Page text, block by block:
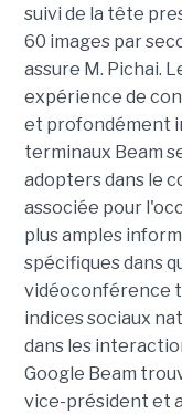
suivi de la tête
60 images par
assure M. Pichai.
expérience de
et profondément
terminaux Beam
adopters dans le
associée pour
plus amples
spécifiques dans
vidéoconférence
indices sociaux
dans les
Google Beam
vice-président et